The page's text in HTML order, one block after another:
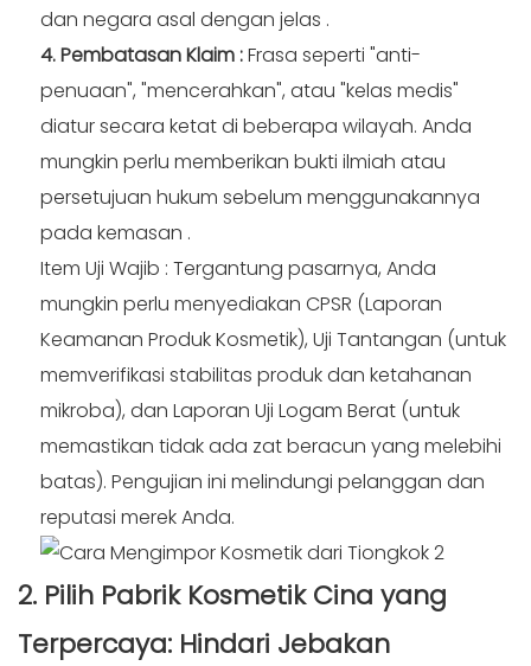
dan negara asal dengan jelas .
4. Pembatasan Klaim :Frasa seperti "anti-
penuaan", "mencerahkan", atau "kelas medis"
diatur secara ketat di beberapa wilayah. Anda
mungkin perlu memberikan bukti ilmiah atau
persetujuan hukum sebelum menggunakannya
pada kemasan .
Item Uji Wajib : Tergantung pasarnya, Anda
mungkin perlu menyediakan CPSR (Laporan
Keamanan Produk Kosmetik), Uji Tantangan (untuk
memverifikasi stabilitas produk dan ketahanan
mikroba), dan Laporan Uji Logam Berat (untuk
memastikan tidak ada zat beracun yang melebihi
batas). Pengujian ini melindungi pelanggan dan
reputasi merek Anda.
2. Pilih Pabrik Kosmetik Cina yang
Terpercaya: Hindari Jebakan